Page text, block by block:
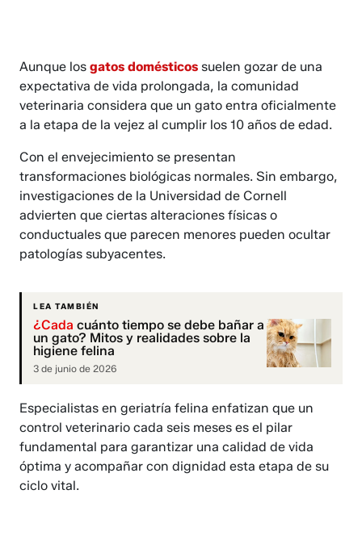
Aunque los gatos domésticos suelen gozar de una
expectativa de vida prolongada, la comunidad
veterinaria considera que un gato entra oficialmente
a la etapa de la vejez al cumplir los 10 años de edad.
Con el envejecimiento se presentan
transformaciones biológicas normales. Sin embargo,
investigaciones de la Universidad de Cornell
advierten que ciertas alteraciones físicas o
conductuales que parecen menores pueden ocultar
patologías subyacentes.
LEA TAMBIÉN
¿Cada cuánto tiempo se debe bañar a
un gato? Mitos y realidades sobre la
higiene felina
3 de junio de 2026
Especialistas en geriatría felina enfatizan que un
control veterinario cada seis meses es el pilar
fundamental para garantizar una calidad de vida
óptima y acompañar con dignidad esta etapa de su
ciclo vital.